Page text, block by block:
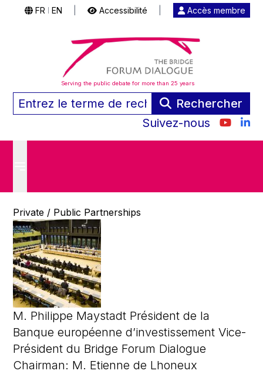
FR EN Accessibilité Accès membre
Serving the public debate for more than 25 years
Rechercher
Suivez-nous
Private / Public Partnerships
M. Philippe Maystadt Président de la
Banque européenne d’investissement Vice-
Président du Bridge Forum Dialogue
Chairman: M. Etienne de Lhoneux